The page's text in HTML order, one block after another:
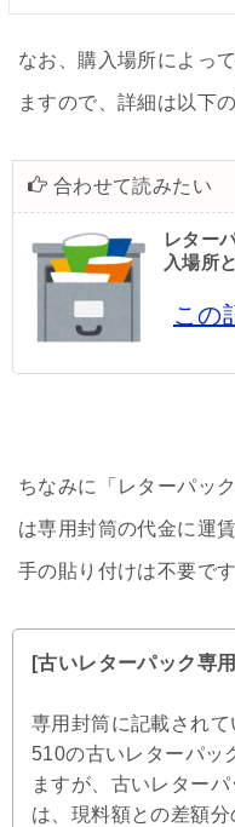
なお、購入場所によっ
ますので、詳細は以下
合わせて読みたい
レター
入場所
この
ちなみに「レターパッ
は専用封筒の代金に運
手の貼り付けは不要です
[古いレターパック専
専用封筒に記載され
510の古いレターパッ
ますが、古いレター
は、現料額との差額